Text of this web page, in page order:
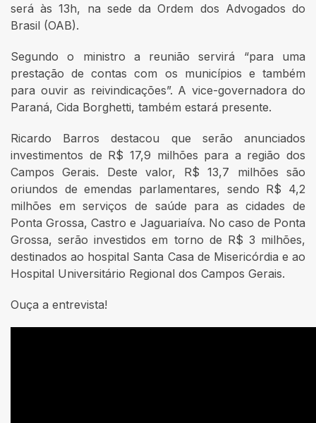
será às 13h, na sede da Ordem dos Advogados do
Brasil (OAB).
Segundo o ministro a reunião servirá “para uma
prestação de contas com os municípios e também
para ouvir as reivindicações”. A vice-governadora do
Paraná, Cida Borghetti, também estará presente.
Ricardo Barros destacou que serão anunciados
investimentos de R$ 17,9 milhões para a região dos
Campos Gerais. Deste valor, R$ 13,7 milhões são
oriundos de emendas parlamentares, sendo R$ 4,2
milhões em serviços de saúde para as cidades de
Ponta Grossa, Castro e Jaguariaíva. No caso de Ponta
Grossa, serão investidos em torno de R$ 3 milhões,
destinados ao hospital Santa Casa de Misericórdia e ao
Hospital Universitário Regional dos Campos Gerais.
Ouça a entrevista!